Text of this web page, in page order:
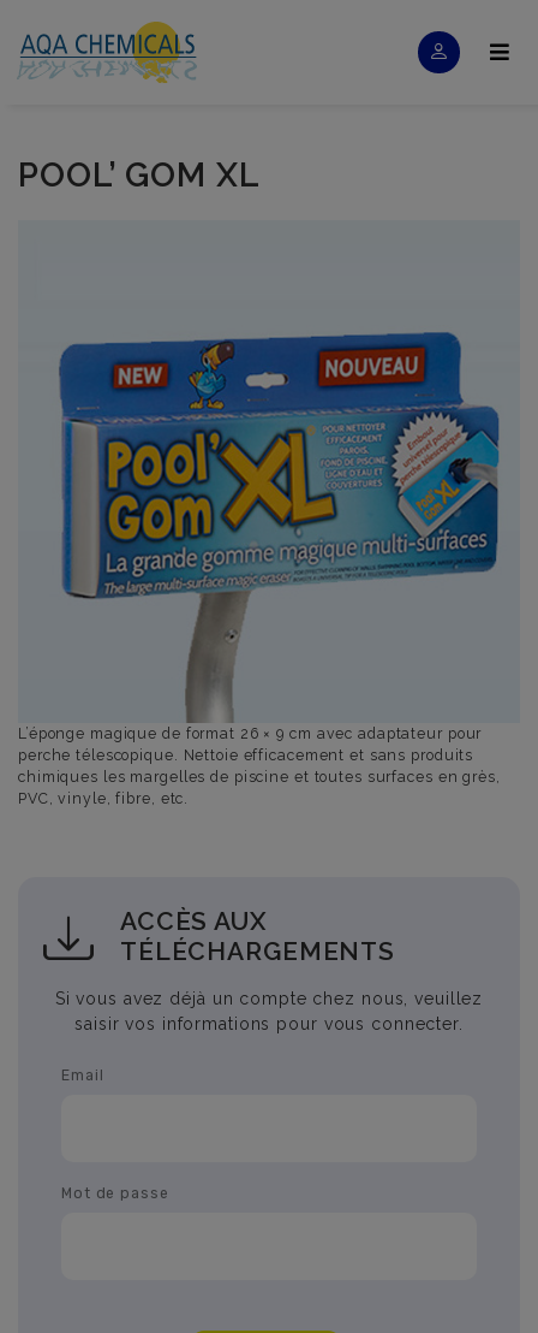
POOL’ GOM XL
L’éponge magique de format 26 × 9 cm avec adaptateur pour
perche télescopique. Nettoie efficacement et sans produits
chimiques les margelles de piscine et toutes surfaces en grès,
PVC, vinyle, fibre, etc.
ACCÈS AUX
TÉLÉCHARGEMENTS
Si vous avez déjà un compte chez nous, veuillez
saisir vos informations pour vous connecter.
Email
Mot de passe